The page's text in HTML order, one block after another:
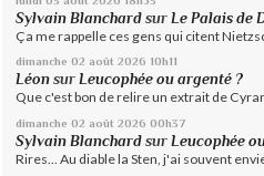
Sylvain Blanchard sur Le Palais de
Ça me rappelle ces gens qui citent
dimanche 02 août 2026 10h11
Léon surLeucophée ou argenté ?
Que c'est bon de relire un extrait de
dimanche 02 août 2026 00h37
Sylvain Blanchard sur Leucophée
Rires... Au diable la Sten, j'ai souvent